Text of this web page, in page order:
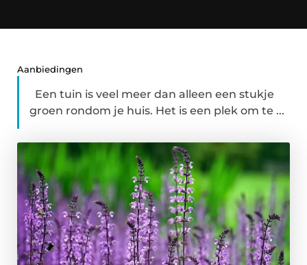
Aanbiedingen
Een tuin is veel meer dan alleen een stukje
groen rondom je huis. Het is een plek om te ...